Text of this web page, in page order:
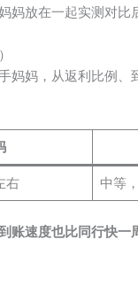
放在一起实测对比
妈，从返利比例、
右 中等
账速度也比同行快一